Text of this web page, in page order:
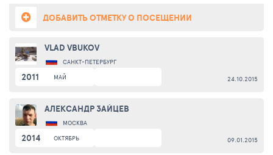
ДОБАВИТЬ ОТМЕТКУ О ПОСЕЩЕНИИ
VLAD VBUKOV
САНКТ-ПЕТЕРБУРГ
2011 МАЙ 24.10.2015
АЛЕКСАНДР ЗАЙЦЕВ
МОСКВА
2014 ОКТЯБРЬ 09.01.2015